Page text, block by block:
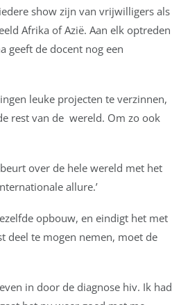
show zijn van vrijwilligers als
Afrika of Azië. Aan elk optreden
geeft de docent nog een
leuke projecten te verzinnen,
rest van de wereld. Om zo ook
over de hele wereld met het
allure.’
opbouw, en eindigt het met
deel te mogen nemen, moet de
in door de diagnose hiv. Ik had